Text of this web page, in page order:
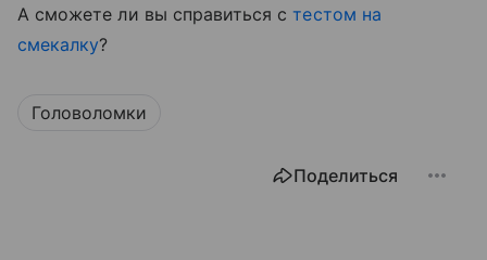
А сможете ли вы справиться стестом на
смекалку?
Головоломки
Поделиться